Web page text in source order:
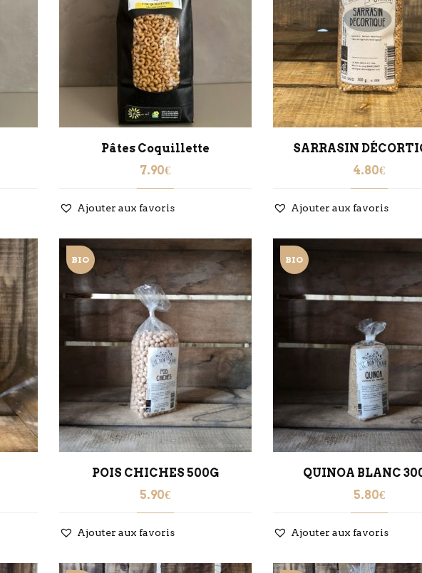
Pâtes Coquillette
7.90€
Ajouter aux favoris
SARRASIN
4.80€
Ajouter aux favoris
BIO
POIS CHICHES 500G
5.90€
Ajouter aux favoris
BIO
QUINOA BLANC
5.80€
Ajouter aux favoris